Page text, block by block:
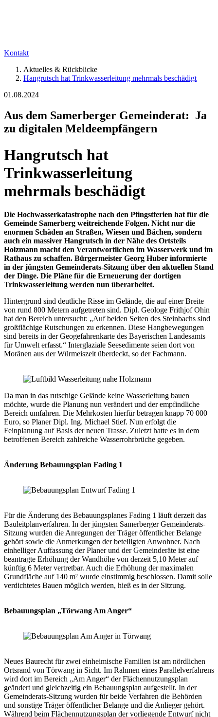
Kontakt
Aktuelles & Rückblicke
Hangrutsch hat Trinkwasserleitung mehrmals beschädigt
01.08.2024
Aus dem Samerberger Gemeinderat: Ja
zu digitalen Meldeempfängern
Hangrutsch hat
Trinkwasserleitung
mehrmals beschädigt
Die Hochwasserkatastrophe nach den Pfingstferien hat für die
Gemeinde Samerberg weitreichende Folgen. Nicht nur die
enormen Schäden an Straßen, Wiesen und Bächen, sondern
auch ein massiver Hangrutsch in der Nähe des Ortsteils
Holzmann macht den Verantwortlichen im Wasserwerk und im
Rathaus zu schaffen. Bürgermeister Georg Huber informierte
in der jüngsten Gemeinderats-Sitzung über den aktuellen Stand
der Dinge. Die Pläne für die Erneuerung der dortigen
Trinkwasserleitung werden nun überarbeitet.
Hintergrund sind deutliche Risse im Gelände, die auf einer Breite
von rund 800 Metern aufgetreten sind. Dipl. Geologe Frithjof Ohin
hat den Bereich untersucht: „Auf beiden Seiten des Steinbachs sind
großflächige Rutschungen zu erkennen. Diese Hangbewegungen
sind bereits in der Geogefahrenkarte des Bayerischen Landesamts
für Umwelt erfasst.“ Interglaziale Seesedimente seien dort von
Moränen aus der Würmeiszeit überdeckt, so der Fachmann.
Da man in das rutschige Gelände keine Wasserleitung bauen
möchte, wurde die Planung nun verändert und der empfindliche
Bereich umfahren. Die Mehrkosten hierfür betragen knapp 70 000
Euro, so Planer Dipl. Ing. Michael Stief. Nun erfolgt die
Feinplanung auf Basis der neuen Trasse. Zuletzt hatte es in dem
betroffenen Bereich zahlreiche Wasserrohrbrüche gegeben.
Änderung Bebauungsplan Fading 1
Für die Änderung des Bebauungsplanes Fading 1 läuft derzeit das
Bauleitplanverfahren. In der jüngsten Samerberger Gemeinderats-
Sitzung wurden die Anregungen der Träger öffentlicher Belange
gehört sowie die Anmerkungen der beteiligten Anwohner. Nach
einhelliger Auffassung der Planer und der Gemeinderäte ist eine
beantragte Erhöhung der Wandhöhe von derzeit 5,10 Meter auf
künftig 6 Meter vertretbar. Auch die Erhöhung der maximalen
Grundfläche auf 140 m² wurde einstimmig beschlossen. Damit solle
verdichtetes Bauen möglich werden, hieß es in der Sitzung.
Bebauungsplan „Törwang Am Anger“
Neues Baurecht für zwei einheimische Familien ist am nördlichen
Ortsrand von Törwang in Sicht. Im Rahmen eines Parallelverfahrens
wird dort im Bereich „Am Anger“ der Flächennutzungsplan
geändert und gleichzeitig ein Bebauungsplan aufgestellt. In der
Gemeinderats-Sitzung wurden für beide Verfahren die Behörden
und sonstige Träger öffentlicher Belange und die Anlieger gehört.
Während beim Flächennutzungsplan der vorliegende Entwurf nicht